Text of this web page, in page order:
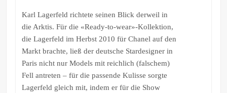
Karl Lagerfeld richtete seinen Blick derweil in
die Arktis. Für die «Ready-to-wear»-Kollektion,
die Lagerfeld im Herbst 2010 für Chanel auf den
Markt brachte, ließ der deutsche Stardesigner in
Paris nicht nur Models mit reichlich (falschem)
Fell antreten – für die passende Kulisse sorgte
Lagerfeld gleich mit, indem er für die Show